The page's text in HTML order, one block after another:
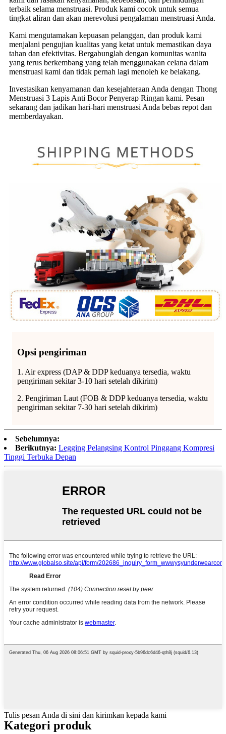
terbaik selama menstruasi. Produk kami cocok untuk semua
tingkat aliran dan akan merevolusi pengalaman menstruasi Anda.
Kami mengutamakan kepuasan pelanggan, dan produk kami
menjalani pengujian kualitas yang ketat untuk memastikan daya
tahan dan efektivitas. Bergabunglah dengan komunitas wanita
yang terus berkembang yang telah menggunakan celana dalam
menstruasi kami dan tidak pernah lagi menoleh ke belakang.
Investasikan kenyamanan dan kesejahteraan Anda dengan Thong
Menstruasi 3 Lapis Anti Bocor Penyerap Ringan kami. Pesan
sekarang dan jadikan hari-hari menstruasi Anda bebas repot dan
memberdayakan.
Opsi pengiriman
1. Air express (DAP & DDP keduanya tersedia, waktu
pengiriman sekitar 3-10 hari setelah dikirim)
2. Pengiriman Laut (FOB & DDP keduanya tersedia, waktu
pengiriman sekitar 7-30 hari setelah dikirim)
Sebelumnya:
Berikutnya: Legging Pelangsing Kontrol Pinggang Kompresi
Tinggi Terbuka Depan
Tulis pesan Anda di sini dan kirimkan kepada kami
Kategori produk